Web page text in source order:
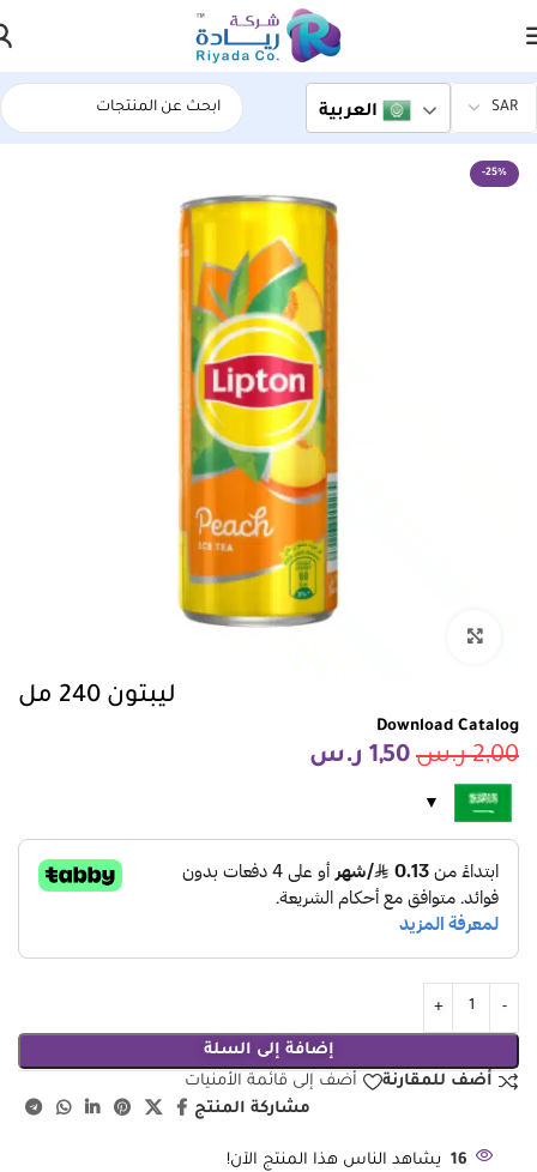
العربية
الرئيسية اسواق ريادة المركزية
-25%
ليبتون 240 مل
Download Catalog
2,00 ر.س 1,50 ر.س
إضافة إلى السلة
أضف للمقارنة
أضف إلى قائمة الأمنيات
مشاركة المنتج
16 يشاهد الناس هذا المنتج الآن!